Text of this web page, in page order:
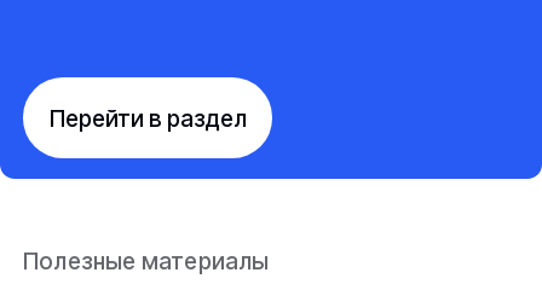
Перейти в раздел
Полезные материалы